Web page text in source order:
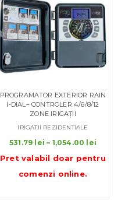
PROGRAMATOR EXTERIOR RAIN
I-DIAL– CONTROLER 4/6/8/12
ZONE IRIGAȚII
IRIGATII REZIDENTIALE
531.79 lei – 1,054.00 lei
Pret valabil doar pentru
comenzi online.